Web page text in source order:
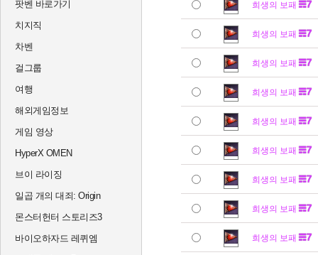
팟벤 바로가기
치지직
차벤
걸그룹
여행
해외게임정보
게임 영상
HyperX OMEN
브이 라이징
일곱 개의 대죄: Origin
몬스터헌터 스토리즈3
바이오하자드 레퀴엠
희생의 보패
희생의 보패
희생의 보패
희생의 보패
희생의 보패
희생의 보패
희생의 보패
희생의 보패
희생의 보패